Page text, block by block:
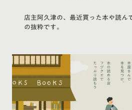
店主阿久津の、最近買った本や読ん
の抜粋です。